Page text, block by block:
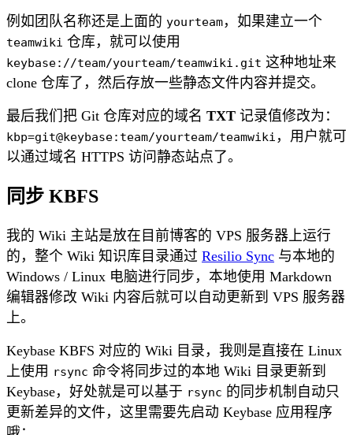
例如团队名称还是上面的 yourteam，如果建立一个
teamwiki 仓库，就可以使用
keybase://team/yourteam/teamwiki.git 这种地址来
clone 仓库了，然后存放一些静态文件内容并提交。
最后我们把 Git 仓库对应的域名 TXT 记录值修改为：
kbp=git@keybase:team/yourteam/teamwiki ，用户就可
以通过域名 HTTPS 访问静态站点了。
同步 KBFS
我的 Wiki 主站是放在目前博客的 VPS 服务器上运行
的，整个 Wiki 知识库目录通过 Resilio Sync 与本地的
Windows / Linux 电脑进行同步，本地使用 Markdown
编辑器修改 Wiki 内容后就可以自动更新到 VPS 服务器
上。
Keybase KBFS 对应的 Wiki 目录，我则是直接在 Linux
上使用
rsync 命令将同步过的本地 Wiki 目录更新到
Keybase，好处就是可以基于 rsync 的同步机制自动只
更新差异的文件，这里需要先启动 Keybase 应用程序